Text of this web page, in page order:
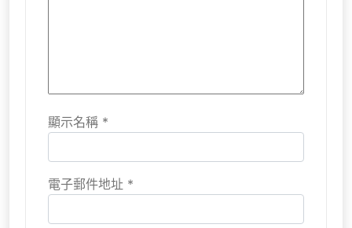
顯示名稱 *
電子郵件地址 *